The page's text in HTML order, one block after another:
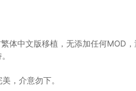
体中文版移植，无添加任何MOD
，介意勿下。